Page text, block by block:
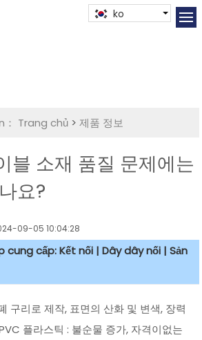
ko
Trang chủ >제품 정보
블 소재 품질 문제에는
요?
09-05 10:04:28
cung cấp: Kết nối | Dây dây nối | Sản
구리로 제작, 표면의 산화 및 변색, 장력
플라스틱 : 불순물 증가, 자격이없는